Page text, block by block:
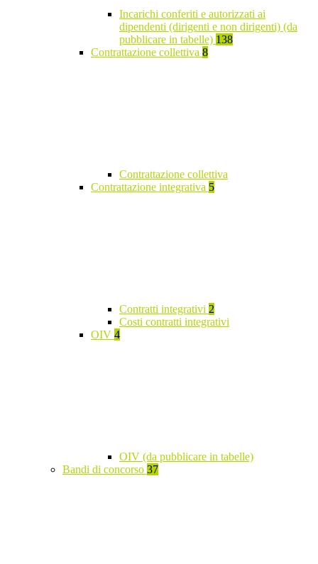
Incarichi conferiti e autorizzati ai
dipendenti (dirigenti e non dirigenti) (da
pubblicare in tabelle) 138
Contrattazione collettiva 8
Contrattazione collettiva
Contrattazione integrativa 5
Contratti integrativi 2
Costi contratti integrativi
OIV 4
OIV (da pubblicare in tabelle)
Bandi di concorso 37